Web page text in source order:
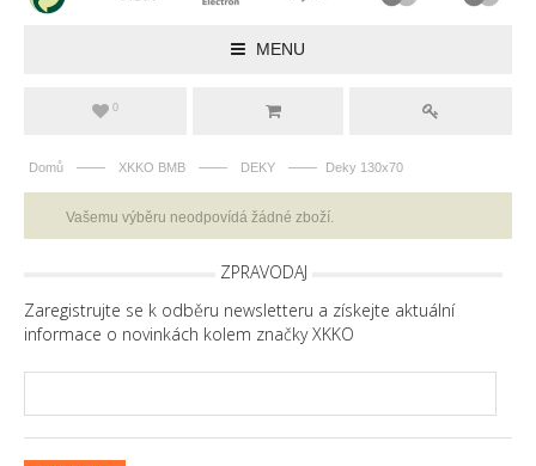
MENU
0
Domů —— XKKO BMB —— DEKY —— Deky 130x70
Vašemu výběru neodpovídá žádné zboží.
ZPRAVODAJ
Zaregistrujte se k odběru newsletteru a získejte aktuální
informace o novinkách kolem značky XKKO